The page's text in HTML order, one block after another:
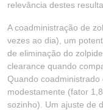
relevância destes
A coadministração de
vezes ao dia), um
de eliminação do
clearance quando
Quando coadministrado
modestamente (fator
sozinho). Um ajuste de